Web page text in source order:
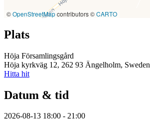
©OpenStreetMapcontributors ©CARTO
Plats
Höja Församlingsgård
Höja kyrkväg 12, 262 93 Ängelholm, Sweden
Hitta hit
Datum & tid
2026-08-13 18:00 - 21:00